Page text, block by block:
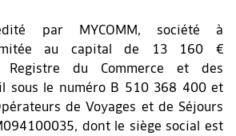
par MYCOMM, société à
au capital de 13 160 €
Registre du Commerce et des
sous le numéro B 510 368 400 et
de Voyages et de Séjours
dont le siège social est